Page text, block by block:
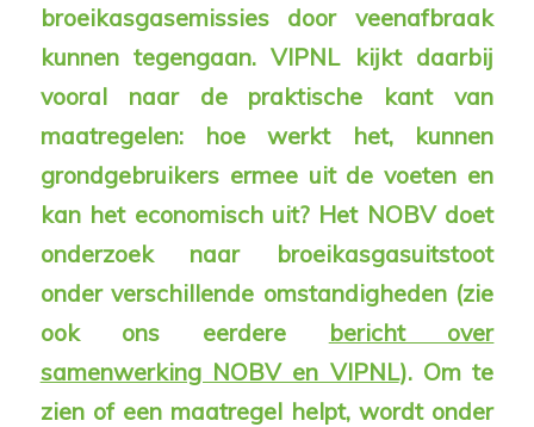
broeikasgasemissies door veenafbraak
kunnen tegengaan. VIPNL kijkt daarbij
vooral naar de praktische kant van
maatregelen: hoe werkt het, kunnen
grondgebruikers ermee uit de voeten en
kan het economisch uit? Het NOBV doet
onderzoek naar broeikasgasuitstoot
onder verschillende omstandigheden (zie
ook ons eerdere bericht over
samenwerking NOBV en VIPNL). Om te
zien of een maatregel helpt, wordt onder